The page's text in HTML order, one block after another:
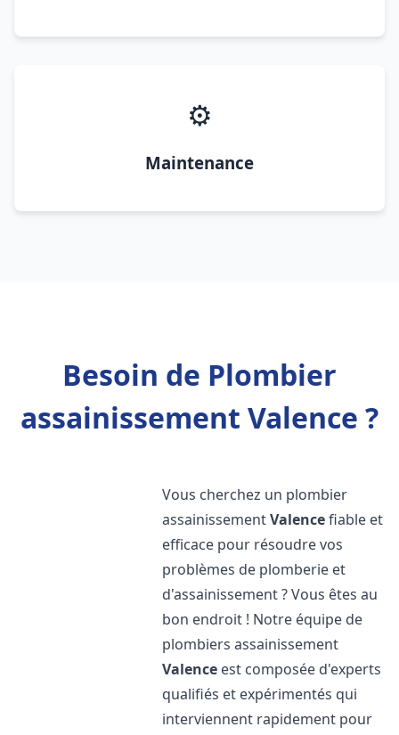
⚙️
Maintenance
Besoin de Plombier
assainissement Valence ?
Vous cherchez un plombier
assainissementValencefiable et
efficace pour résoudre vos
problèmes de plomberie et
d'assainissement ? Vous êtes au
bon endroit ! Notre équipe de
plombiers assainissement
Valence est composée d'experts
qualifiés et expérimentés qui
interviennent rapidement pour